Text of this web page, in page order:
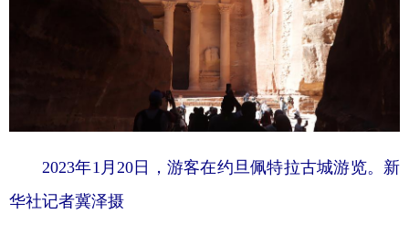
2023年1月20日，游客在约旦佩特拉古城游览。新
华社记者冀泽摄